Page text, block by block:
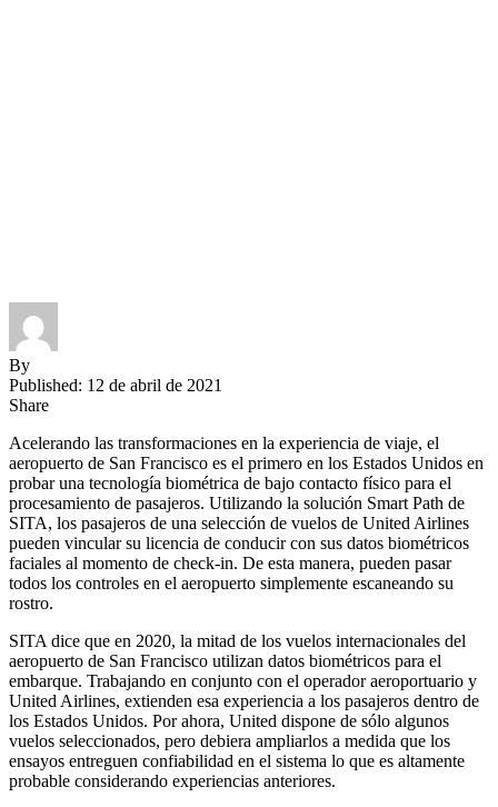
By
Published: 12 de abril de 2021
Share
Acelerando las transformaciones en la experiencia de viaje, el
aeropuerto de San Francisco es el primero en los Estados Unidos en
probar una tecnología biométrica de bajo contacto físico para el
procesamiento de pasajeros. Utilizando la solución Smart Path de
SITA, los pasajeros de una selección de vuelos de United Airlines
pueden vincular su licencia de conducir con sus datos biométricos
faciales al momento de check-in. De esta manera, pueden pasar
todos los controles en el aeropuerto simplemente escaneando su
rostro.
SITA dice que en 2020, la mitad de los vuelos internacionales del
aeropuerto de San Francisco utilizan datos biométricos para el
embarque. Trabajando en conjunto con el operador aeroportuario y
United Airlines, extienden esa experiencia a los pasajeros dentro de
los Estados Unidos. Por ahora, United dispone de sólo algunos
vuelos seleccionados, pero debiera ampliarlos a medida que los
ensayos entreguen confiabilidad en el sistema lo que es altamente
probable considerando experiencias anteriores.